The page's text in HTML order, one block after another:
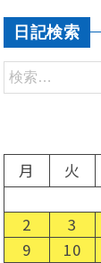
日記検索
月
火
2
3
9
10